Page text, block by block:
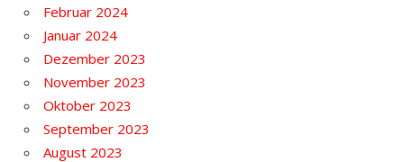
Februar 2024
Januar 2024
Dezember 2023
November 2023
Oktober 2023
September 2023
August 2023